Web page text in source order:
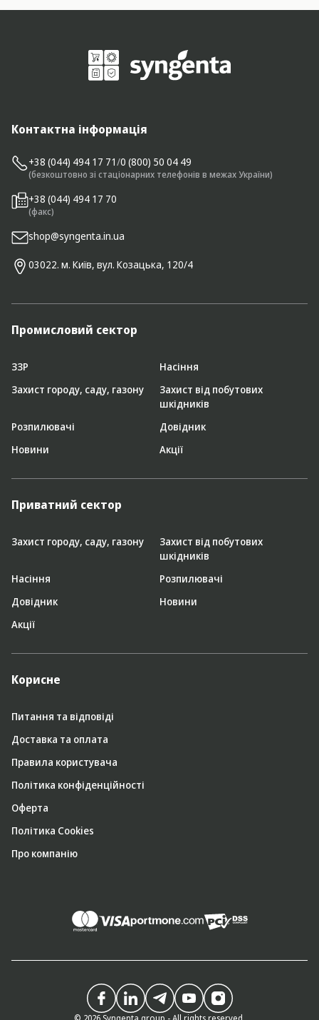
Контактна інформація
+38 (044) 494 17 71/0 (800) 50 04 49
(безкоштовно зі стаціонарних телефонів в межах України)
+38 (044) 494 17 70
(факс)
shop@syngenta.in.ua
03022. м. Київ, вул. Козацька, 120/4
Промисловий сектор
ЗЗР
Насіння
Захист городу, саду, газону
Захист від побутових
шкідників
Розпилювачі
Довідник
Новини
Акції
Приватний сектор
Захист городу, саду, газону
Захист від побутових
шкідників
Насіння
Розпилювачі
Довідник
Новини
Акції
Корисне
Питання та відповіді
Доставка та оплата
Правила користувача
Політика конфіденційності
Оферта
Політика Cookies
Про компанію